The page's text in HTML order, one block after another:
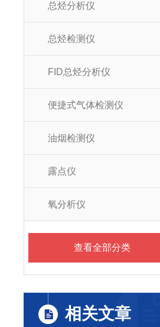
总烃分析仪
总烃检测仪
FID总烃分析仪
便捷式气体检测仪
油烟检测仪
露点仪
氧分析仪
查看全部分类
相关文章